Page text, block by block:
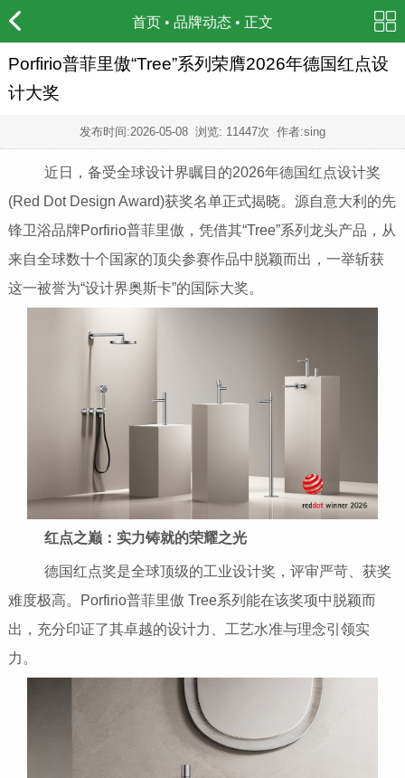
首页 • 品牌动态 • 正文
Porfirio普菲里傲“Tree”系列荣膺2026年德国红点设
计大奖
发布时间:2026-05-08 浏览: 11447次 作者:sing
近日，备受全球设计界瞩目的2026年德国红点设计奖
(Red Dot Design Award)获奖名单正式揭晓。源自意大利的先
锋卫浴品牌Porfirio普菲里傲，凭借其“Tree”系列龙头产品，从
来自全球数十个国家的顶尖参赛作品中脱颖而出，一举斩获
这一被誉为“设计界奥斯卡”的国际大奖。
红点之巅：实力铸就的荣耀之光
德国红点奖是全球顶级的工业设计奖，评审严苛、获奖
难度极高。Porfirio普菲里傲 Tree系列能在该奖项中脱颖而
出，充分印证了其卓越的设计力、工艺水准与理念引领实
力。